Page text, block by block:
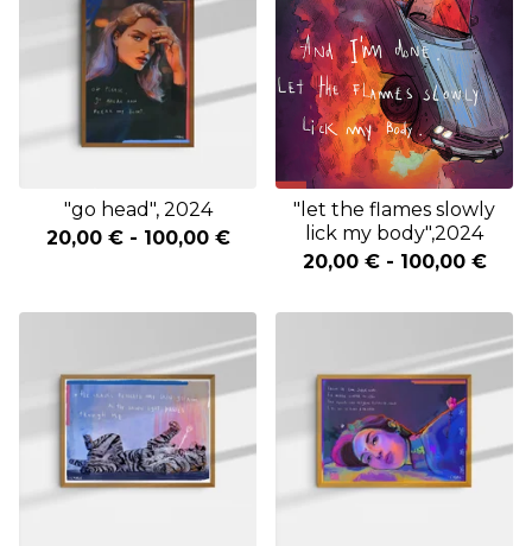
"go head", 2024
20,00 €- 100,00 €
"let the flames slowly
lick my body",2024
20,00 €- 100,00 €